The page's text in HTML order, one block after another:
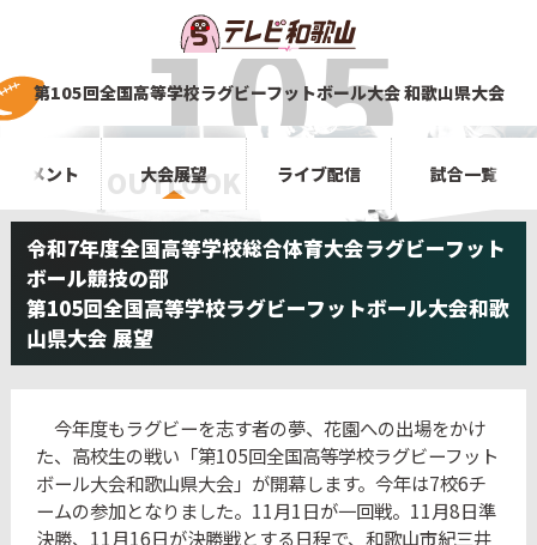
第105回全国高等学校ラグビーフットボール大会和歌山県大会
ナメント 大会展望
OUTLOOK ライブ配信 試合一覧
令和7年度全国高等学校総合体育大会ラグビーフット
ボール競技の部
第105回全国高等学校ラグビーフットボール大会和歌
山県大会 展望
今年度もラグビーを志す者の夢、花園への出場をかけ
た、高校生の戦い「第105回全国高等学校ラグビーフット
ボール大会和歌山県大会」が開幕します。今年は7校6チ
ームの参加となりました。11月1日が一回戦。11月8日準
決勝、11月16日が決勝戦とする日程で、和歌山市紀三井